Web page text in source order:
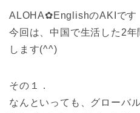
ALOHA✿EnglishのAKIです
今回は、中国で生活した2
します(^^)
その１．
なんといっても、グローバ